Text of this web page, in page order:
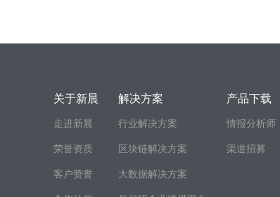
关于新晨
走进新晨
荣誉资质
客户赞誉
解决方案
行业解决方案
区块链解决方案
大数据解决方案
产品下载
情报分析师
渠道招募